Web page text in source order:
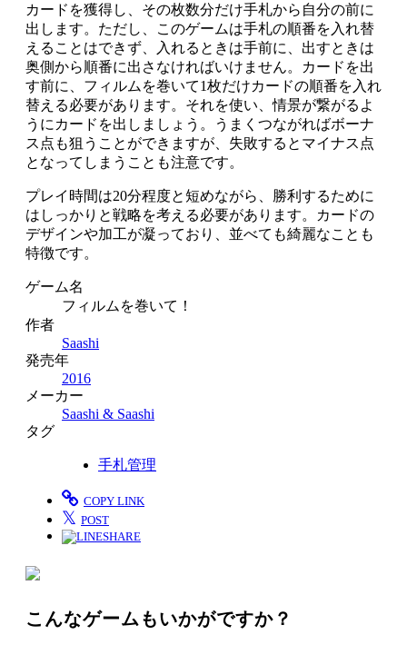
カードを獲得し、その枚数分だけ手札から自分の前に
出します。ただし、このゲームは手札の順番を入れ替
えることはできず、入れるときは手前に、出すときは
奥側から順番に出さなければいけません。カードを出
す前に、フィルムを巻いて1枚だけカードの順番を入れ
替える必要があります。それを使い、情景が繋がるよ
うにカードを出しましょう。うまくつながればボーナ
ス点も狙うことができますが、失敗するとマイナス点
となってしまうことも注意です。
プレイ時間は20分程度と短めながら、勝利するために
はしっかりと戦略を考える必要があります。カードの
デザインや加工が凝っており、並べても綺麗なことも
特徴です。
ゲーム名
フィルムを巻いて！
作者
Saashi
発売年
2016
メーカー
Saashi & Saashi
タグ
手札管理
COPY LINK
𝕏 POST
SHARE
こんなゲームもいかがですか？